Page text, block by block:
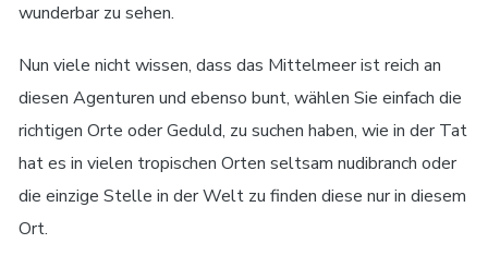
wunderbar zu sehen.
Nun viele nicht wissen, dass das Mittelmeer ist reich an
diesen Agenturen und ebenso bunt, wählen Sie einfach die
richtigen Orte oder Geduld, zu suchen haben, wie in der Tat
hat es in vielen tropischen Orten seltsam nudibranch oder
die einzige Stelle in der Welt zu finden diese nur in diesem
Ort.